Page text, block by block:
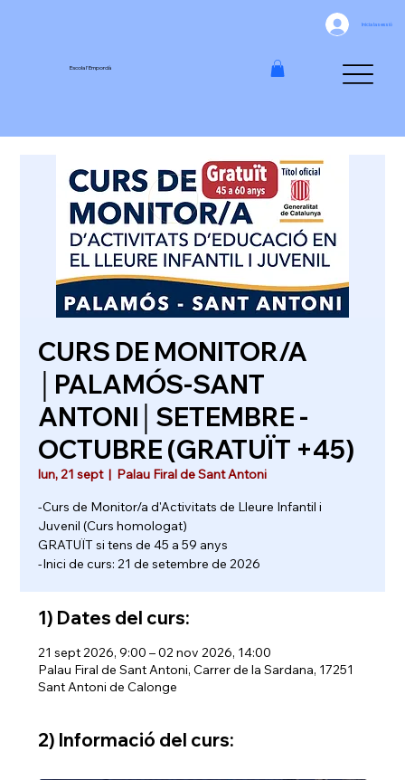
Escola l'Empordà
Inicia la sessió
CURS DE MONITOR/A
│PALAMÓS-SANT
ANTONI│SETEMBRE -
OCTUBRE (GRATUÏT +45)
lun, 21 sept
  |
Palau Firal de Sant Antoni
-Curs de Monitor/a d'Activitats de Lleure Infantil i
Juvenil (Curs homologat)
GRATUÏT si tens de 45 a 59 anys
-Inici de curs: 21 de setembre de 2026
1) Dates del curs:
21 sept 2026, 9:00 – 02 nov 2026, 14:00
Palau Firal de Sant Antoni, Carrer de la Sardana, 17251
Sant Antoni de Calonge
2) Informació del curs: